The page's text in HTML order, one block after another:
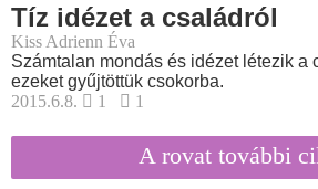
Tíz idézet a családról
Kiss Adrienn Éva
Számtalan mondás és idézet létezik a
ezeket gyűjtöttük csokorba.
2015.6.8.
1 1
A rovat további